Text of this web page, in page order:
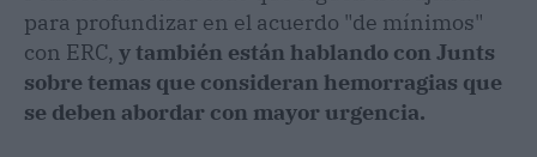
para profundizar en el acuerdo "de mínimos"
con ERC, y también están hablando con Junts
sobre temas que consideran hemorragias que
se deben abordar con mayor urgencia.